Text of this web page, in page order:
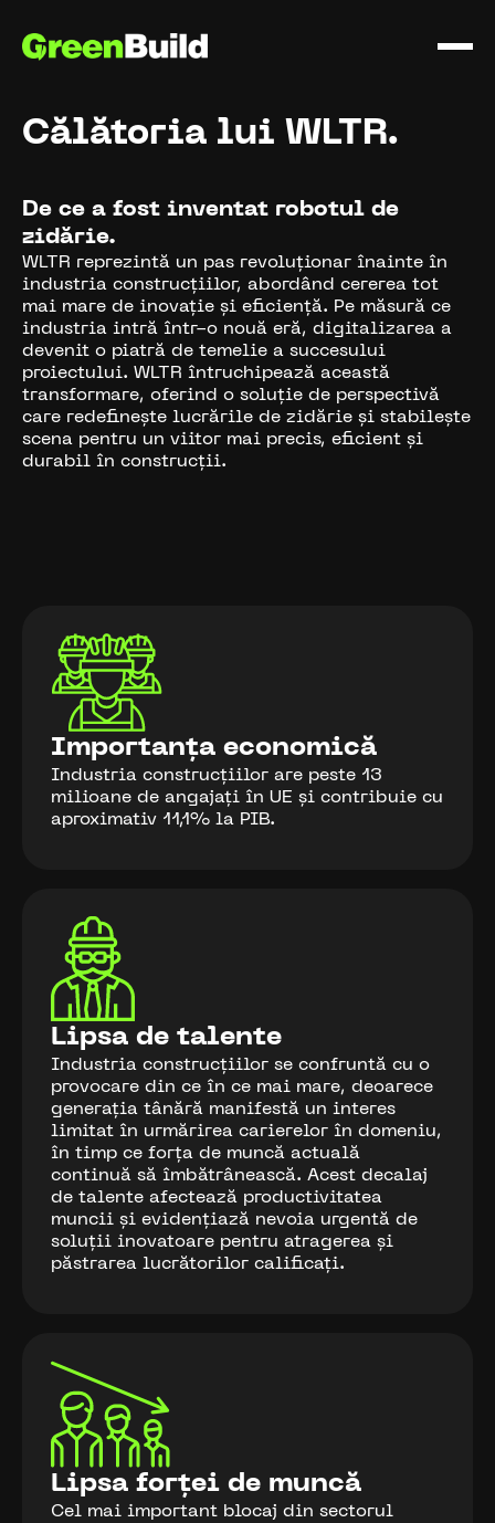
Călătoria lui WLTR.
De ce a fost inventat robotul de
zidărie.
WLTR reprezintă un pas revoluționar înainte în
industria construcțiilor, abordând cererea tot
mai mare de inovație și eficiență. Pe măsură ce
industria intră într-o nouă eră, digitalizarea a
devenit o piatră de temelie a succesului
proiectului. WLTR întruchipează această
transformare, oferind o soluție de perspectivă
care redefinește lucrările de zidărie și stabilește
scena pentru un viitor mai precis, eficient și
durabil în construcții.
Importanța economică
Industria construcțiilor are peste 13
milioane de angajați în UE și contribuie cu
aproximativ 11,1% la PIB.
Lipsa de talente
Industria construcțiilor se confruntă cu o
provocare din ce în ce mai mare, deoarece
generația tânără manifestă un interes
limitat în urmărirea carierelor în domeniu,
în timp ce forța de muncă actuală
continuă să îmbătrânească. Acest decalaj
de talente afectează productivitatea
muncii și evidențiază nevoia urgentă de
soluții inovatoare pentru atragerea și
păstrarea lucrătorilor calificați.
Lipsa forței de muncă
Cel mai important blocaj din sectorul